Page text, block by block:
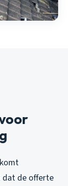
dat de offerte